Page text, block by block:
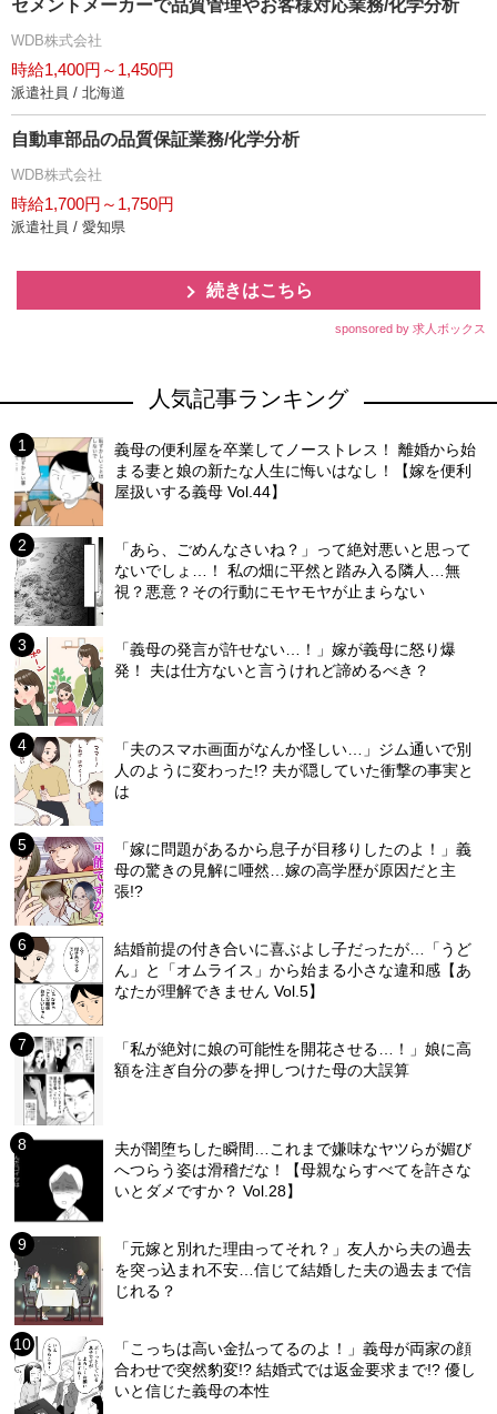
セメントメーカーで品質管理やお客様対応業務/化学分析
WDB株式会社
時給1,400円～1,450円
派遣社員 / 北海道
自動車部品の品質保証業務/化学分析
WDB株式会社
時給1,700円～1,750円
派遣社員 / 愛知県
続きはこちら
sponsored by 求人ボックス
人気記事ランキング
義母の便利屋を卒業してノーストレス！ 離婚から始
まる妻と娘の新たな人生に悔いはなし！【嫁を便利
屋扱いする義母 Vol.44】
「あら、ごめんなさいね？」って絶対悪いと思って
ないでしょ…！ 私の畑に平然と踏み入る隣人…無
視？悪意？その行動にモヤモヤが止まらない
「義母の発言が許せない…！」嫁が義母に怒り爆
発！ 夫は仕方ないと言うけれど諦めるべき？
「夫のスマホ画面がなんか怪しい…」ジム通いで別
人のように変わった!? 夫が隠していた衝撃の事実と
は
「嫁に問題があるから息子が目移りしたのよ！」義
母の驚きの見解に唖然…嫁の高学歴が原因だと主
張!?
結婚前提の付き合いに喜ぶよし子だったが…「うど
ん」と「オムライス」から始まる小さな違和感【あ
なたが理解できません Vol.5】
「私が絶対に娘の可能性を開花させる…！」娘に高
額を注ぎ自分の夢を押しつけた母の大誤算
夫が闇堕ちした瞬間…これまで嫌味なヤツらが媚び
へつらう姿は滑稽だな！【母親ならすべてを許さな
いとダメですか？ Vol.28】
「元嫁と別れた理由ってそれ？」友人から夫の過去
を突っ込まれ不安…信じて結婚した夫の過去まで信
じれる？
「こっちは高い金払ってるのよ！」義母が両家の顔
合わせで突然豹変!? 結婚式では返金要求まで!? 優し
いと信じた義母の本性